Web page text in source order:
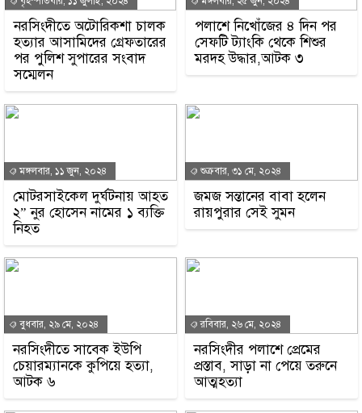
নরসিংদীতে অটোরিকশা চালক
হত্যার আসামিদের গ্রেফতারের
পর পুলিশ সুপারের সংবাদ
সম্মেলন
পলাশে নিখোঁজের ৪ দিন পর
সেফটি ট্যাংকি থেকে শিশুর
মরদহ উদ্ধার,আটক ৩
মঙ্গলবার, ১১ জুন, ২০২৪
মোটরসাইকেল দুর্ঘটনায় আহত
২” নুর হোসেন নামের ১ ব্যক্তি
নিহত
শুক্রবার, ৩১ মে, ২০২৪
জমজ সন্তানের বাবা হলেন
রায়পুরার সেই সুমন
বুধবার, ২৯ মে, ২০২৪
নরসিংদীতে সাবেক ইউপি
চেয়ারম্যানকে কুপিয়ে হত্যা,
আটক ৬
রবিবার, ২৬ মে, ২০২৪
নরসিংদীর পলাশে প্রেমের
প্রস্তাব, সাড়া না পেয়ে তরুনে
আত্মহত্যা